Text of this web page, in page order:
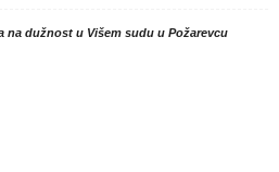
na dužnost u Višem sudu u Požarevcu